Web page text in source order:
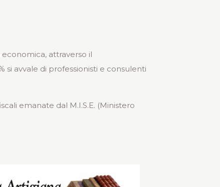
attraverso il
avvale di professionisti e consulenti
emanate dal M.I.S.E. (Ministero